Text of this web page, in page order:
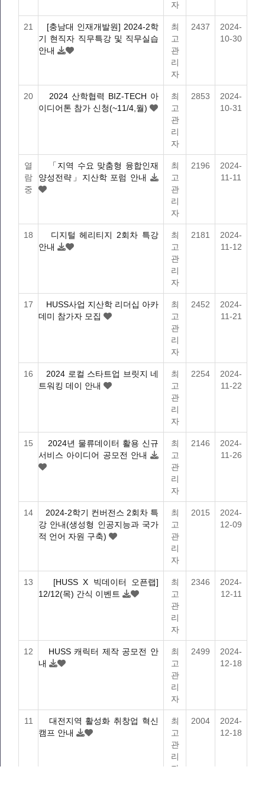
자
21
[충남대 인재개발원] 2024-2학
기 현직자 직무특강 및 직무실습
안내
최
고
관
리
자
2437
2024-
10-30
20
2024 산학협력 BIZ-TECH 아
이디어톤 참가 신청(~11/4,월)
최
고
관
리
자
2853
2024-
10-31
열
람
중
「지역 수요 맞춤형 융합인재
양성전략」지산학 포럼 안내
최
고
관
리
자
2196
2024-
11-11
18
디지털 헤리티지 2회차 특강
안내
최
고
관
리
자
2181
2024-
11-12
17
HUSS사업 지산학 리더십 아카
데미 참가자 모집
최
고
관
리
자
2452
2024-
11-21
16
2024 로컬 스타트업 브릿지 네
트워킹 데이 안내
최
고
관
리
자
2254
2024-
11-22
15
2024년 물류데이터 활용 신규
서비스 아이디어 공모전 안내
최
고
관
리
자
2146
2024-
11-26
14
2024-2학기 컨버전스 2회차 특
강 안내(생성형 인공지능과 국가
적 언어 자원 구축)
최
고
관
리
자
2015
2024-
12-09
13
[HUSS X 빅데이터 오픈랩]
12/12(목) 간식 이벤트
최
고
관
리
자
2346
2024-
12-11
12
HUSS 캐릭터 제작 공모전 안
내
최
고
관
리
자
2499
2024-
12-18
11
대전지역 활성화 취창업 혁신
캠프 안내
최
고
관
리
자
2004
2024-
12-18